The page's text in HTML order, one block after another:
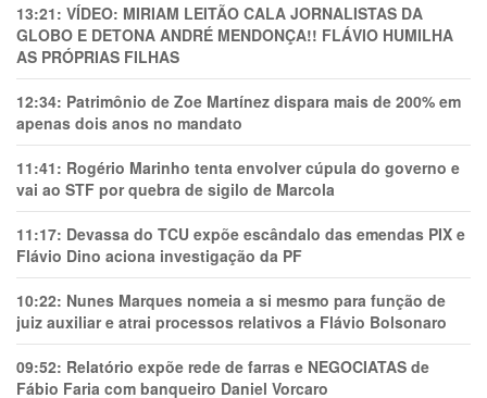
13:21: VÍDEO: MIRIAM LEITÃO CALA JORNALISTAS DA
GLOBO E DETONA ANDRÉ MENDONÇA!! FLÁVIO HUMILHA
AS PRÓPRIAS FILHAS
12:34: Patrimônio de Zoe Martínez dispara mais de 200% em
apenas dois anos no mandato
11:41: Rogério Marinho tenta envolver cúpula do governo e
vai ao STF por quebra de sigilo de Marcola
11:17: Devassa do TCU expõe escândalo das emendas PIX e
Flávio Dino aciona investigação da PF
10:22: Nunes Marques nomeia a si mesmo para função de
juiz auxiliar e atrai processos relativos a Flávio Bolsonaro
09:52: Relatório expõe rede de farras e NEGOCIATAS de
Fábio Faria com banqueiro Daniel Vorcaro